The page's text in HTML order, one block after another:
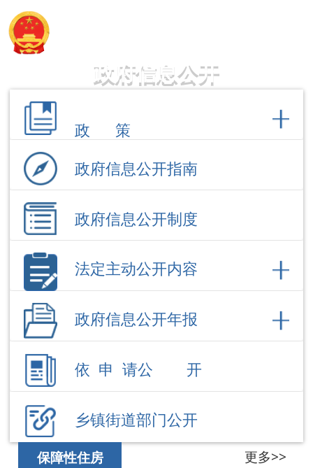
政府信息公开
政府信息公开指南
政府信息公开制度
法定主动公开内容
政府信息公开年报
依 申 请公 开
保障性住房
阿图什市2026年5月保障性住房小区清退台账
2026-05-29
阿图什市2026年5月保障性住房小区分配台账 2026-05-29